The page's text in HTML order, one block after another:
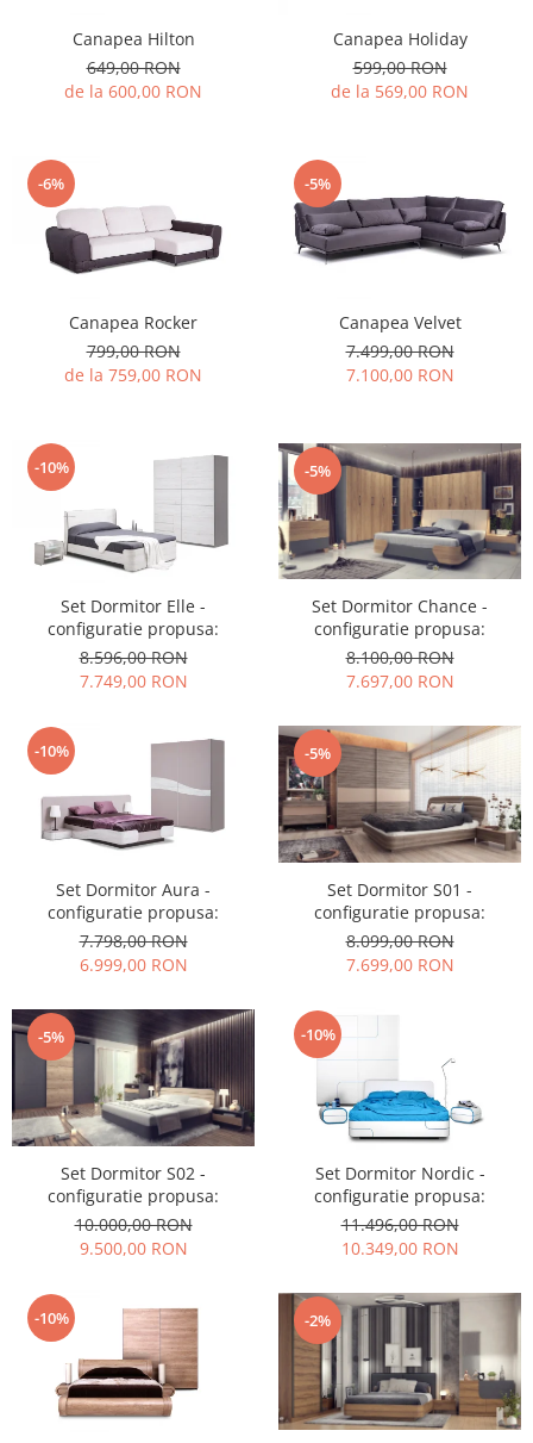
Canapea Hilton
649,00 RON
de la 600,00 RON
Canapea Holiday
599,00 RON
de la 569,00 RON
-6%
Canapea Rocker
799,00 RON
de la 759,00 RON
-5%
Canapea Velvet
7.499,00 RON
7.100,00 RON
-10%
Set Dormitor Elle -
configuratie propusa:
8.596,00 RON
7.749,00 RON
-5%
Set Dormitor Chance -
configuratie propusa:
8.100,00 RON
7.697,00 RON
-10%
Set Dormitor Aura -
configuratie propusa:
7.798,00 RON
6.999,00 RON
-5%
Set Dormitor S01 -
configuratie propusa:
8.099,00 RON
7.699,00 RON
-5%
Set Dormitor S02 -
configuratie propusa:
10.000,00 RON
9.500,00 RON
-10%
Set Dormitor Nordic -
configuratie propusa:
11.496,00 RON
10.349,00 RON
-10% -2%